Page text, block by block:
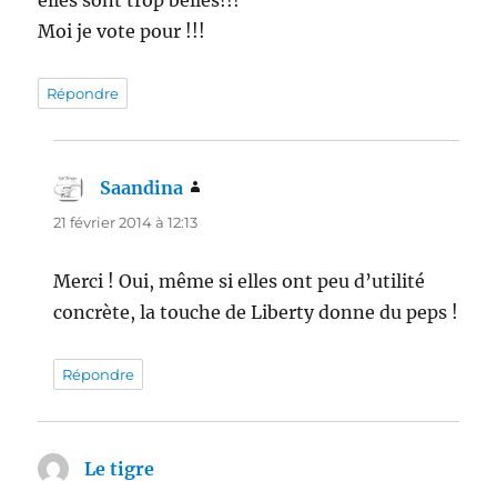
Moi je vote pour !!!
Répondre
Saandina
21 février 2014 à 12:13
Merci ! Oui, même si elles ont peu d’utilité
concrète, la touche de Liberty donne du peps !
Répondre
Le tigre